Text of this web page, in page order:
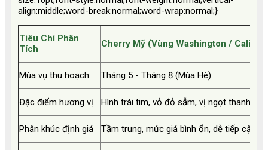
align:middle;word-break:normal;word-wrap:normal;}
Tiêu Chí Phân
Tích
Cherry Mỹ (Vùng Washington /
Mùa vụ thu hoạch Tháng 5 - Tháng 8 (Mùa Hè)
Đặc điểm hương vị Hình trái tim, vỏ đỏ sẫm, vị ngọt thanh
Phân khúc định giá Tầm trung, mức giá bình ổn, dễ tiếp cận.